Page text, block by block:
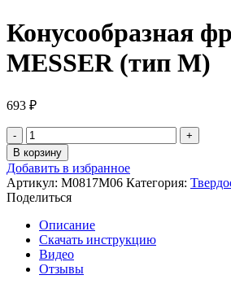
Конусообразная
MESSER (тип M)
693 ₽
Количество
товара
Конусообразная
фреза
MESSER
(тип
M)
В корзину
Добавить в избранное
Артикул: M0817М06 Категория:
Поделиться
Описание
Скачать инструкцию
Видео
Отзывы